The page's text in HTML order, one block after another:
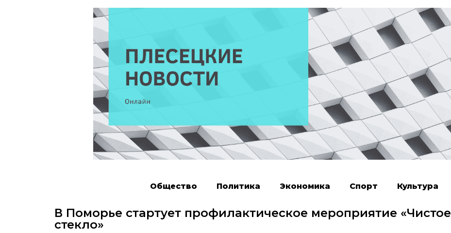
Общество Политика Экономика Спорт Культура
В Поморье стартует профилактическое мероприятие «Чистое
стекло»